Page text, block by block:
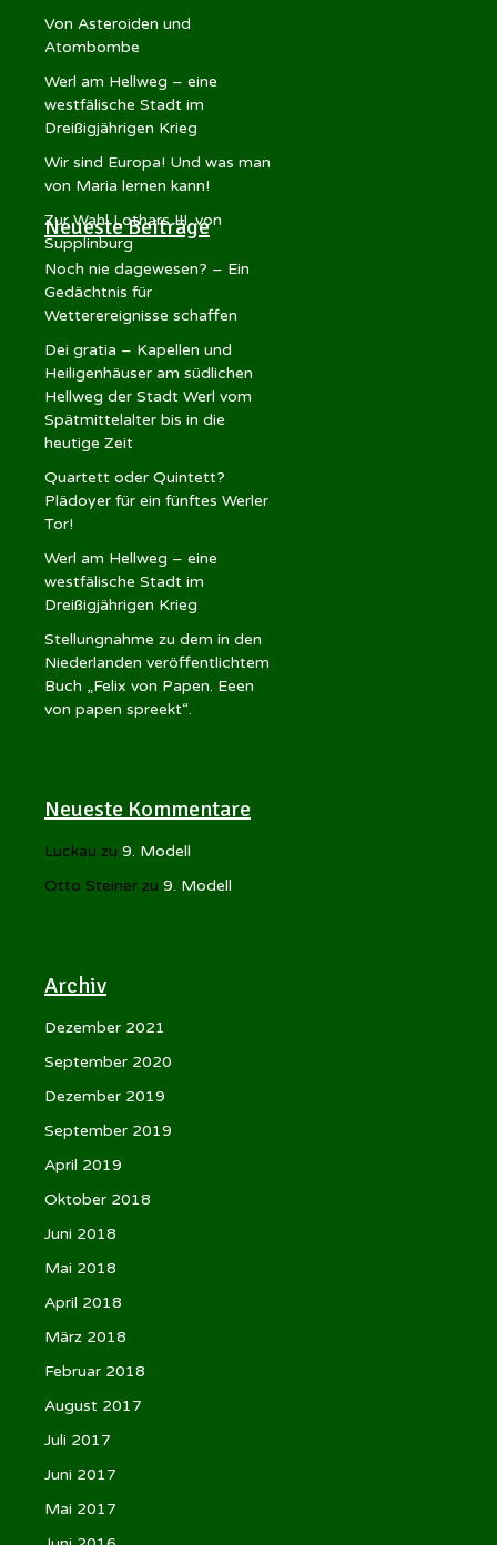
Von Asteroiden und
Atombombe
Werl am Hellweg – eine
westfälische Stadt im
Dreißigjährigen Krieg
Wir sind Europa! Und was man
von Maria lernen kann!
Zur Wahl Lothars III. von
Supplinburg
Neueste Beiträge
Noch nie dagewesen? – Ein
Gedächtnis für
Wetterereignisse schaffen
Dei gratia – Kapellen und
Heiligenhäuser am südlichen
Hellweg der Stadt Werl vom
Spätmittelalter bis in die
heutige Zeit
Quartett oder Quintett?
Plädoyer für ein fünftes Werler
Tor!
Werl am Hellweg – eine
westfälische Stadt im
Dreißigjährigen Krieg
Stellungnahme zu dem in den
Niederlanden veröffentlichtem
Buch „Felix von Papen. Eeen
von papen spreekt“.
Neueste Kommentare
Luckau zu 9. Modell
Otto Steiner zu 9. Modell
Archiv
Dezember 2021
September 2020
Dezember 2019
September 2019
April 2019
Oktober 2018
Juni 2018
Mai 2018
April 2018
März 2018
Februar 2018
August 2017
Juli 2017
Juni 2017
Mai 2017